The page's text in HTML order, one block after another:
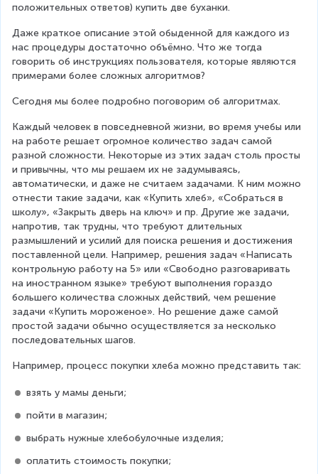
положительных ответов) купить две буханки.
Даже краткое описание этой обыденной для каждого из
нас процедуры достаточно объёмно. Что же тогда
говорить об инструкциях пользователя, которые являются
примерами более сложных алгоритмов?
Сегодня мы более подробно поговорим об алгоритмах.
Каждый человек в повседневной жизни, во время учебы или
на работе решает огромное количество задач самой
разной сложности. Некоторые из этих задач столь просты
и привычны, что мы решаем их не задумываясь,
автоматически, и даже не считаем задачами. К ним можно
отнести такие задачи, как «Купить хлеб», «Собраться в
школу», «Закрыть дверь на ключ» и пр. Другие же задачи,
напротив, так трудны, что требуют длительных
размышлений и усилий для поиска решения и достижения
поставленной цели. Например, решения задач «Написать
контрольную работу на 5» или «Свободно разговаривать
на иностранном языке» требуют выполнения гораздо
большего количества сложных действий, чем решение
задачи «Купить мороженое». Но решение даже самой
простой задачи обычно осуществляется за несколько
последовательных шагов.
Например, процесс покупки хлеба можно представить так:
взять у мамы деньги;
пойти в магазин;
выбрать нужные хлебобулочные изделия;
оплатить стоимость покупки;